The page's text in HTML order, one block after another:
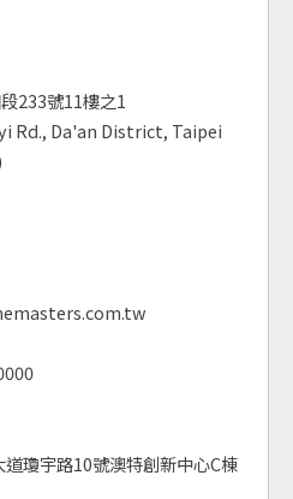
233號11樓之1
Rd., Da'an District, Taipei
瓊宇路10號澳特創新中心C棟